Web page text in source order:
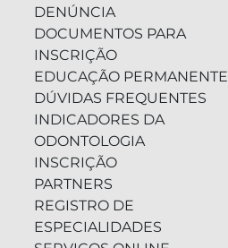
DENÚNCIA
DOCUMENTOS PARA
INSCRIÇÃO
EDUCAÇÃO PERMANENTE
DÚVIDAS FREQUENTES
INDICADORES DA
ODONTOLOGIA
INSCRIÇÃO
PARTNERS
REGISTRO DE
ESPECIALIDADES